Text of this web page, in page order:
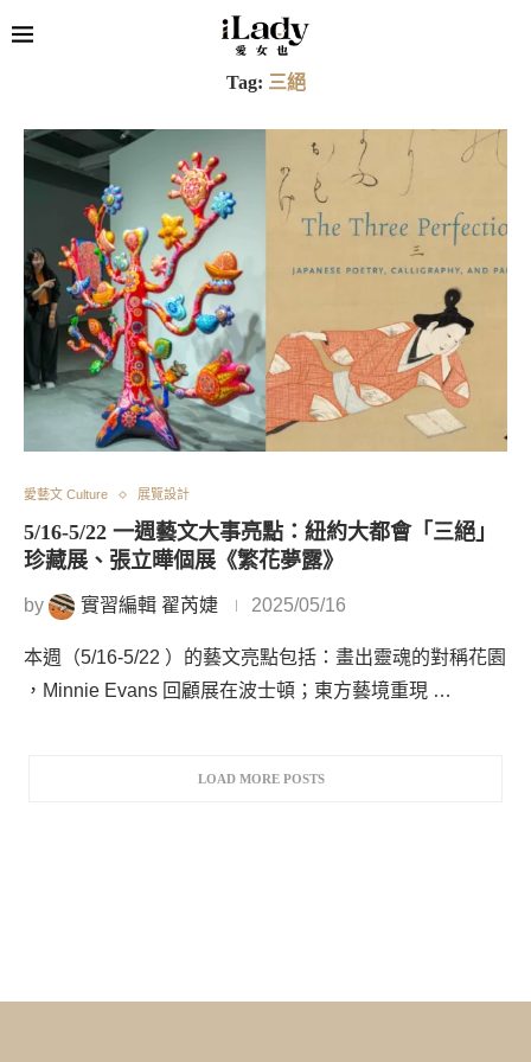
Tag: 三絕
愛藝文 Culture 展覽設計
5/16-5/22 一週藝文大事亮點：紐約大都會「三絕」
珍藏展、張立曄個展《繁花夢露》
by 實習編輯 翟芮婕 2025/05/16
本週（5/16-5/22 ）的藝文亮點包括：畫出靈魂的對稱花園
，Minnie Evans 回顧展在波士頓；東方藝境重現 …
LOAD MORE POSTS